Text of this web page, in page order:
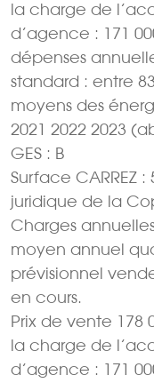
la charge de
d’agence : 171
dépenses
standard : entre
moyens des
2021 2022 2023
GES : B
Surface CARREZ
juridique de la
Charges
moyen annuel
prévisionnel
en cours.
Prix de vente 178
la charge de
d’agence : 171